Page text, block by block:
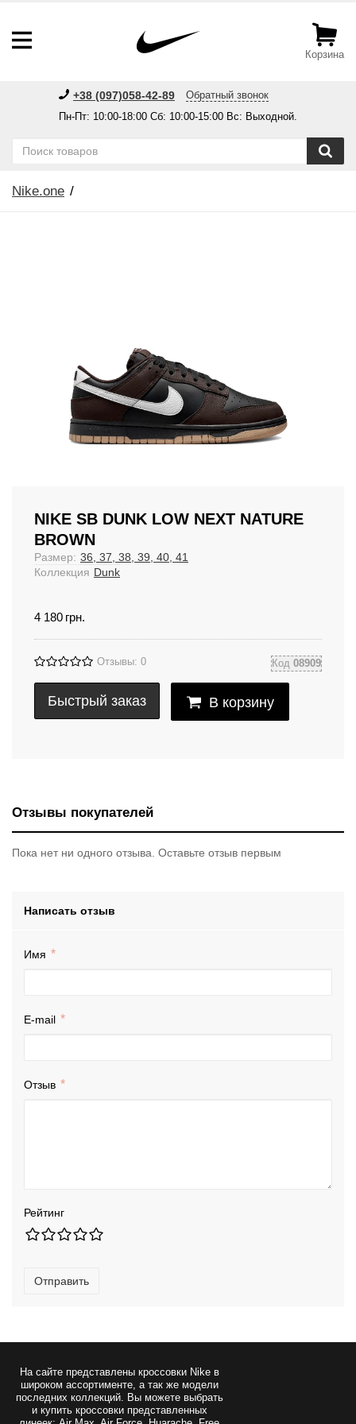
Корзина
+38 (097)058-42-89
Обратный звонок
Пн-Пт: 10:00-18:00 Сб: 10:00-15:00 Вс: Выходной.
Nike.one
NIKE SB DUNK LOW NEXT NATURE
BROWN
Размер: 36, 37, 38, 39, 40, 41
Коллекция Dunk
4 180 грн.
Отзывы: 0 Код 08909
Быстрый заказ В корзину
Отзывы покупателей
Пока нет ни одного отзыва. Оставьте отзыв первым
Написать отзыв
Имя
E-mail
Отзыв
Рейтинг
Отправить
На сайте представлены кроссовки Nikeв
широком ассортименте, а так же модели
последних коллекций. Вы можете выбрать
и купить кроссовки представленных